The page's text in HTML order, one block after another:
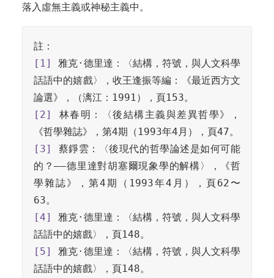
落入虛無主義或神秘主義中。
[1]
雅克·德里達：〈結構，符號，與人文科學
話語中的嬉戲〉，收王逢振等編：《最近西方文
[2]
林春明：〈後結構主義與差異哲學》，
[3]
蔡錚雲：〈後現代的哲學論述是如何可能
的？——德里達對胡塞爾現象學的解構〉，《哲
學雜誌》，第4期（1993年4月），頁62〜
[4]
雅克·德里達：〈結構，符號，與人文科學
[5]
雅克·德里達：〈結構，符號，與人文科學